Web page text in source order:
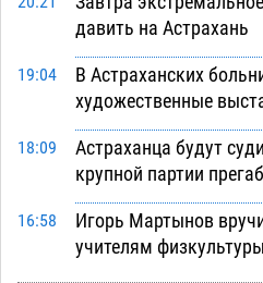
давить на Астрахань
19:04
В Астраханских
художественные
18:09
Астраханца будут
крупной партии
16:58
Игорь Мартынов
учителям